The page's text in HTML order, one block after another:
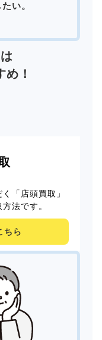
い。
め！
「店頭買取」
法です。
ちら